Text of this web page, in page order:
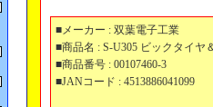
■メーカー : 双葉電子工業
■商品名 : S-U305 ビックタイヤ
■商品番号 : 00107460-3
■JANコード : 4513886041099